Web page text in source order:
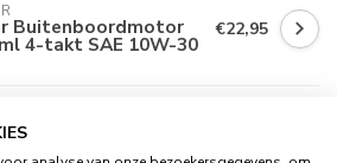
Buitenboordmotor
4-takt SAE 10W-30
€22,95
pk Viertakt
Buitenboordmotor